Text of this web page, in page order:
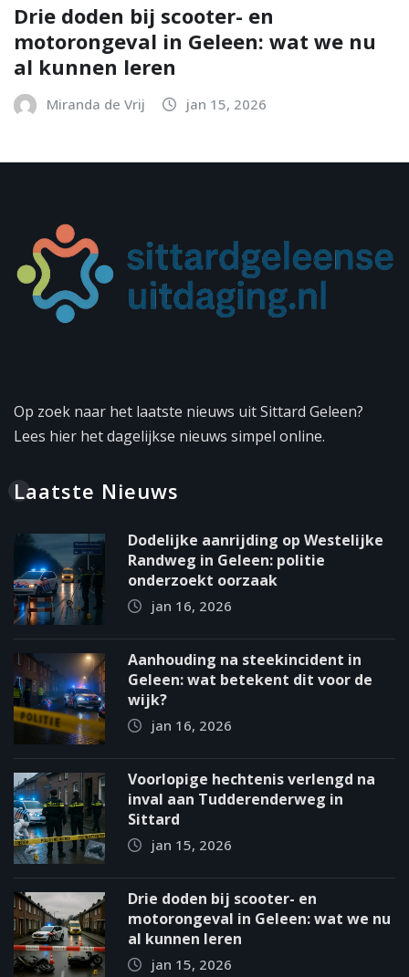
Drie doden bij scooter- en
motorongeval in Geleen: wat we nu
al kunnen leren
Miranda de Vrij jan 15, 2026
Op zoek naar het laatste nieuws uit Sittard Geleen?
Lees hier het dagelijkse nieuws simpel online.
Laatste Nieuws
Dodelijke aanrijding op Westelijke
Randweg in Geleen: politie
onderzoekt oorzaak
jan 16, 2026
Aanhouding na steekincident in
Geleen: wat betekent dit voor de
wijk?
jan 16, 2026
Voorlopige hechtenis verlengd na
inval aan Tudderenderweg in
Sittard
jan 15, 2026
Drie doden bij scooter- en
motorongeval in Geleen: wat we nu
al kunnen leren
jan 15, 2026